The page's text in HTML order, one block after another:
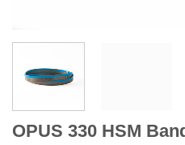
OPUS 330 HSM